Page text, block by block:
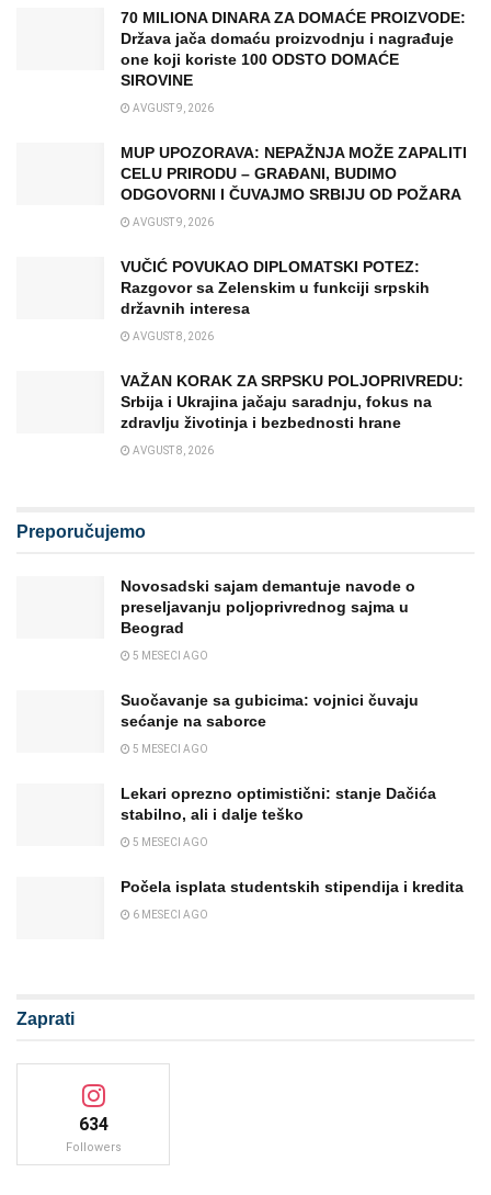
70 MILIONA DINARA ZA DOMAĆE PROIZVODE:
Država jača domaću proizvodnju i nagrađuje
one koji koriste 100 ODSTO DOMAĆE
SIROVINE
AVGUST 9, 2026
MUP UPOZORAVA: NEPAŽNJA MOŽE ZAPALITI
CELU PRIRODU – GRAĐANI, BUDIMO
ODGOVORNI I ČUVAJMO SRBIJU OD POŽARA
AVGUST 9, 2026
VUČIĆ POVUKAO DIPLOMATSKI POTEZ:
Razgovor sa Zelenskim u funkciji srpskih
državnih interesa
AVGUST 8, 2026
VAŽAN KORAK ZA SRPSKU POLJOPRIVREDU:
Srbija i Ukrajina jačaju saradnju, fokus na
zdravlju životinja i bezbednosti hrane
AVGUST 8, 2026
Preporučujemo
Novosadski sajam demantuje navode o
preseljavanju poljoprivrednog sajma u
Beograd
5 MESECI AGO
Suočavanje sa gubicima: vojnici čuvaju
sećanje na saborce
5 MESECI AGO
Lekari oprezno optimistični: stanje Dačića
stabilno, ali i dalje teško
5 MESECI AGO
Počela isplata studentskih stipendija i kredita
6 MESECI AGO
Zaprati
634
Followers